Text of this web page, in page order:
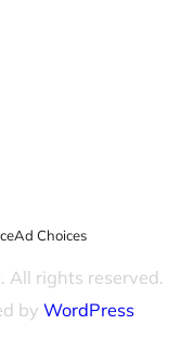
Ad Choices
. All rights reserved.
by WordPress